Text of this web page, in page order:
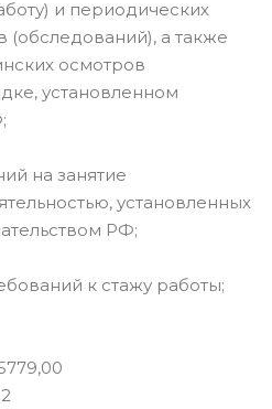
и периодических
(обследований), а также
осмотров
установленном
на занятие
установленных
РФ;
к стажу работы;